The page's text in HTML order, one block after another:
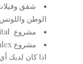
شقق
الوطن
مشروع ONYX Tower New Capital .
مشروع X-Business Copmlex.
اذا كان لديك